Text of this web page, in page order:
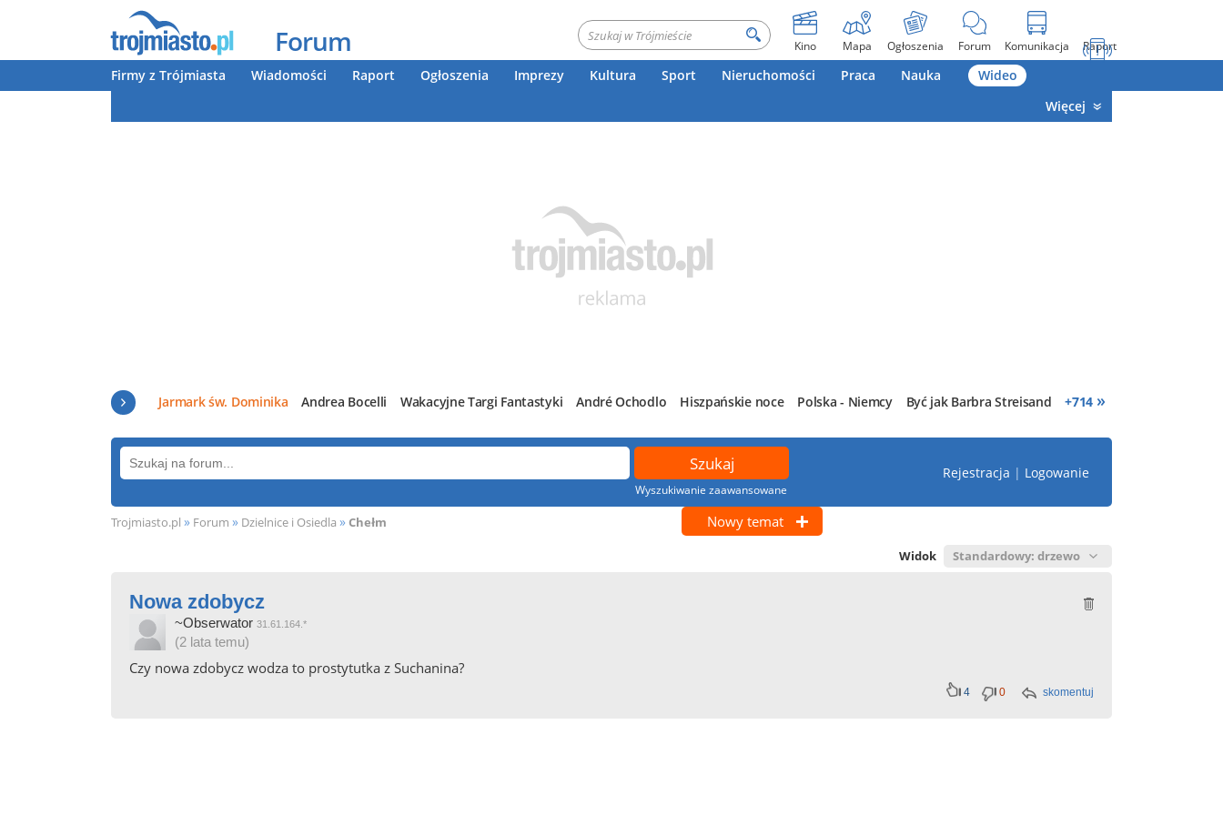
Forum Kino Mapa Ogłoszenia Forum Komunikacja Raport
Firmy z Trójmiasta Wiadomości Raport Ogłoszenia Imprezy Kultura Sport Nieruchomości Praca Nauka
Wideo
Więcej
Jarmark św. Dominika Andrea Bocelli Wakacyjne Targi Fantastyki André Ochodlo Hiszpańskie noce Polska - Niemcy Być jak Barbra Streisand +714 »
Wyszukiwanie zaawansowane
Rejestracja | Logowanie
Trojmiasto.pl » Forum » Dzielnice i Osiedla » Chełm Nowy temat
Widok
Nowa zdobycz
~Obserwator 31.61.164.*
(2 lata temu)
Czy nowa zdobycz wodza to prostytutka z Suchanina?
skomentuj
4 0